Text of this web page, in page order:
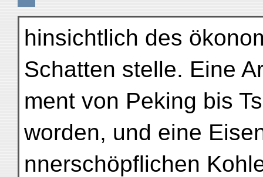
hinsichtlich des
Schatten stelle. Eine
ment von Peking bis
worden, und eine
nnerschöpflichen